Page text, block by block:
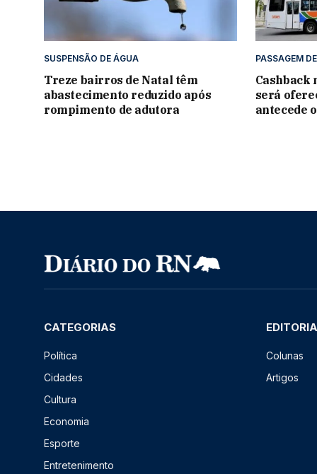
SUSPENSÃO DE ÁGUA
Treze bairros de Natal têm
abastecimento reduzido após
rompimento de adutora
PASSAGEM
será
antecede
CATEGORIAS
Política
Cidades
Cultura
Economia
Esporte
Entretenimento
Colunas
Artigos